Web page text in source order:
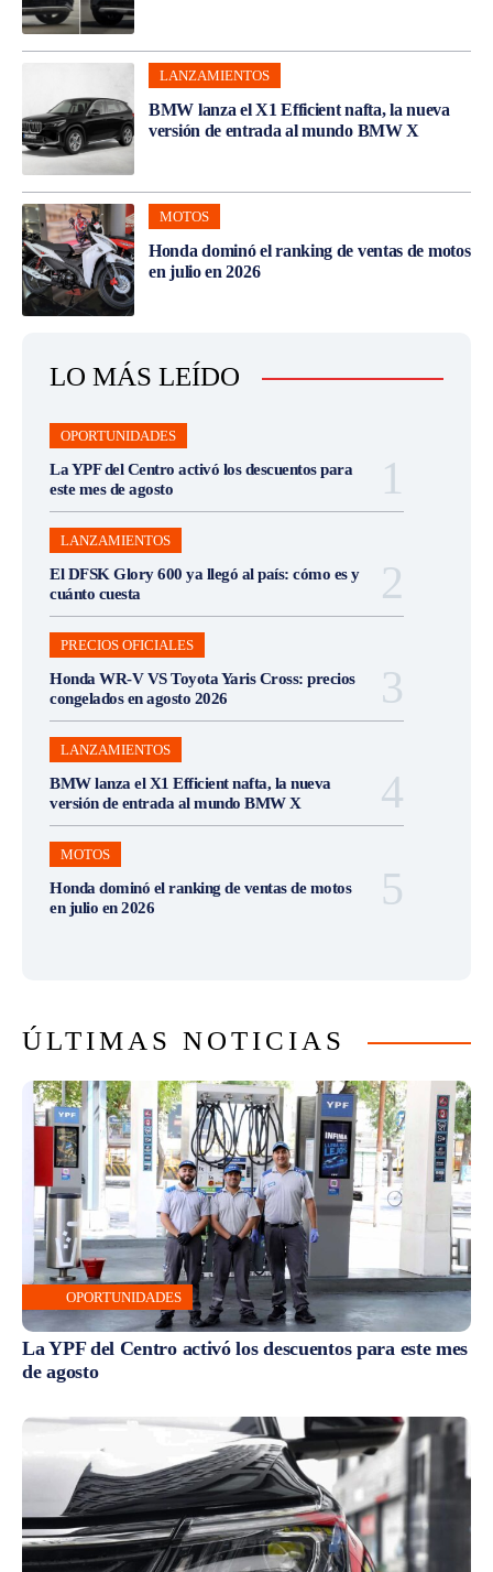
LANZAMIENTOS
BMW lanza el X1 Efficient nafta, la nueva
versión de entrada al mundo BMW X
MOTOS
Honda dominó el ranking de ventas de motos
en julio en 2026
LO MÁS LEÍDO
OPORTUNIDADES
La YPF del Centro activó los descuentos para
este mes de agosto
LANZAMIENTOS
El DFSK Glory 600 ya llegó al país: cómo es y
cuánto cuesta
PRECIOS OFICIALES
Honda WR-V VS Toyota Yaris Cross: precios
congelados en agosto 2026
LANZAMIENTOS
BMW lanza el X1 Efficient nafta, la nueva
versión de entrada al mundo BMW X
MOTOS
Honda dominó el ranking de ventas de motos
en julio en 2026
ÚLTIMAS NOTICIAS
OPORTUNIDADES
La YPF del Centro activó los descuentos para este mes
de agosto